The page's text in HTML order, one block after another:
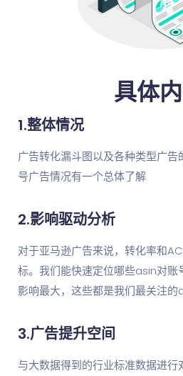
具体
1.整体情况
广告转化漏斗图以及各种类型广
号广告情况有一个总体了解
2.影响驱动分析
对于亚马逊广告来说，转化率和
标。我们能快速定位哪些asin对账
影响最大，这些都是我们最关注的
3.广告提升空间
与大数据得到的行业标准数据进